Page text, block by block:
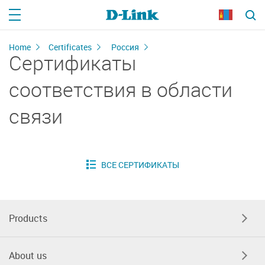
Home Certificates Россия
Сертификаты
соответствия в области
связи
Products
About us